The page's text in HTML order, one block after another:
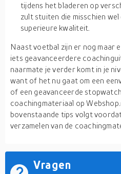
tijdens het bladeren op
zult stuiten die misschien
superieure kwaliteit.
Naast voetbal zijn er nog maar
iets geavanceerdere
naarmate je verder komt in je
want of het nu gaat om een
of een geavanceerde
coachingmateriaal op
bovenstaande tips volgt
verzamelen van de
Vragen